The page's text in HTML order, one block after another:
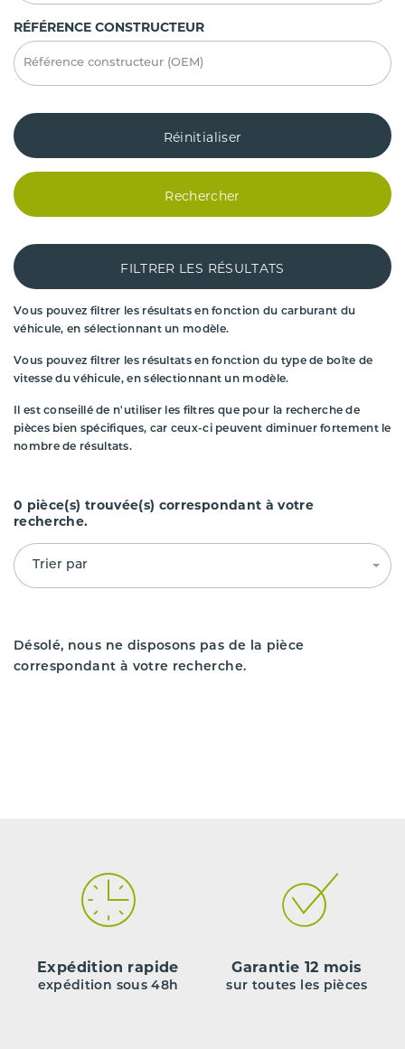
RÉFÉRENCE CONSTRUCTEUR
Réinitialiser
Rechercher
FILTRER LES RÉSULTATS
Vous pouvez filtrer les résultats en fonction du carburant du
véhicule, en sélectionnant un modèle.
Vous pouvez filtrer les résultats en fonction du type de boîte de
vitesse du véhicule, en sélectionnant un modèle.
Il est conseillé de n'utiliser les filtres que pour la recherche de
pièces bien spécifiques, car ceux-ci peuvent diminuer fortement le
nombre de résultats.
0 pièce(s) trouvée(s) correspondant à votre
recherche.
Trier par
Désolé, nous ne disposons pas de la pièce
correspondant à votre recherche.
Expédition rapide
expédition sous 48h
Garantie 12 mois
sur toutes les pièces